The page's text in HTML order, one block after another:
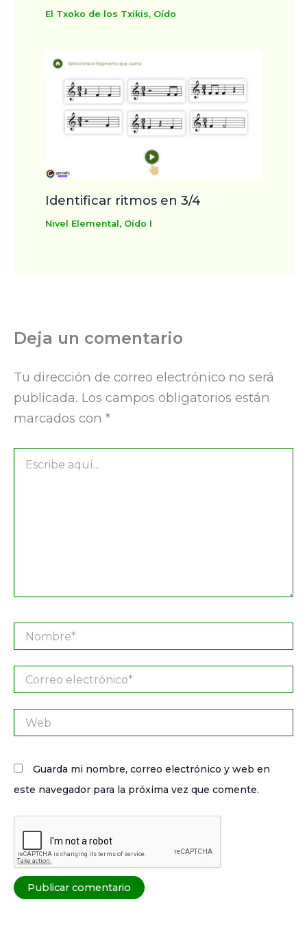
El Txoko de los Txikis, Oído
Identificar ritmos en 3/4
Nivel Elemental , Oído I
Deja un comentario
Tu dirección de correo electrónico no será
publicada. Los campos obligatorios están
marcados con *
aquí...
Nombre*
electrónico*
Guarda mi nombre, correo electrónico y web en
este navegador para la próxima vez que comente.